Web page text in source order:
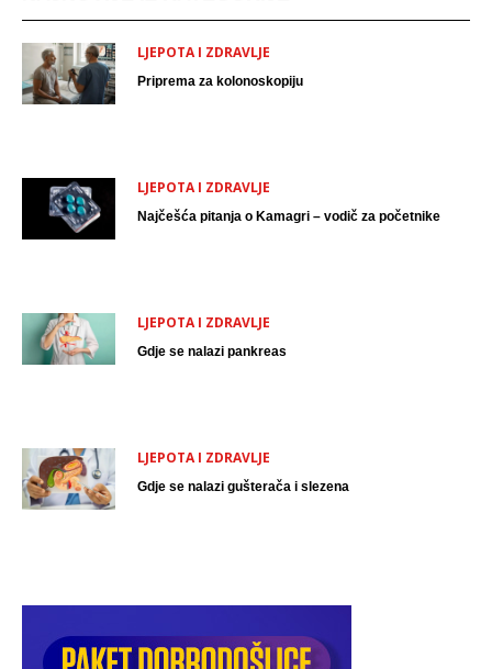
LJEPOTA I ZDRAVLJE
Priprema za kolonoskopiju
LJEPOTA I ZDRAVLJE
Najčešća pitanja o Kamagri – vodič za početnike
LJEPOTA I ZDRAVLJE
Gdje se nalazi pankreas
LJEPOTA I ZDRAVLJE
Gdje se nalazi gušterača i slezena